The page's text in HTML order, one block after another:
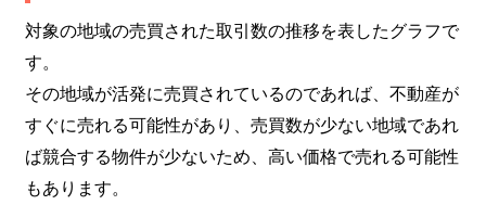
対象の地域の売買された取引数の推移を表したグラフで
す。
その地域が活発に売買されているのであれば、不動産が
すぐに売れる可能性があり、売買数が少ない地域であれ
ば競合する物件が少ないため、高い価格で売れる可能性
もあります。